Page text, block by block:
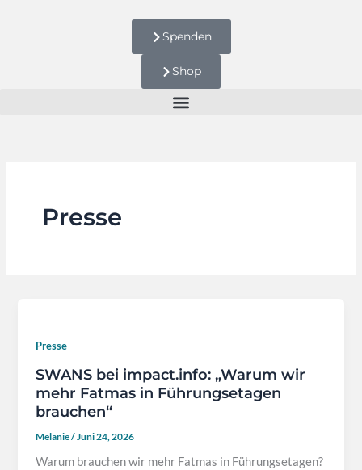
Spenden
Shop
Presse
Presse
SWANS bei impact.info: „Warum wir
mehr Fatmas in Führungsetagen
brauchen“
Melanie/ Juni 24, 2026
Warum brauchen wir mehr Fatmas in Führungsetagen?